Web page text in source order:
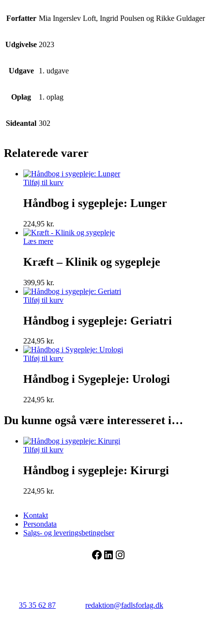
Forfatter Mia Ingerslev Loft, Ingrid Poulsen og Rikke Guldager
Udgivelse 2023
Udgave 1. udgave
Oplag 1. oplag
Sideantal 302
Relaterede varer
Tilføj til kurv
Håndbog i sygepleje: Lunger
224,95 kr.
Læs mere
Kræft – Klinik og sygepleje
399,95 kr.
Tilføj til kurv
Håndbog i sygepleje: Geriatri
224,95 kr.
Tilføj til kurv
Håndbog i Sygepleje: Urologi
224,95 kr.
Du kunne også være interesseret i…
Tilføj til kurv
Håndbog i sygepleje: Kirurgi
224,95 kr.
Kontakt
Persondata
Salgs- og leveringsbetingelser
Facebook
LinkedIn
Instagram
35 35 62 87 redaktion@fadlsforlag.dk